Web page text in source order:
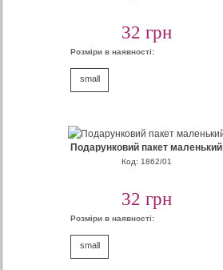
32 грн
Розміри в наявності:
small
Подарунковий пакет маленький
Код: 1862/01
32 грн
Розміри в наявності:
small